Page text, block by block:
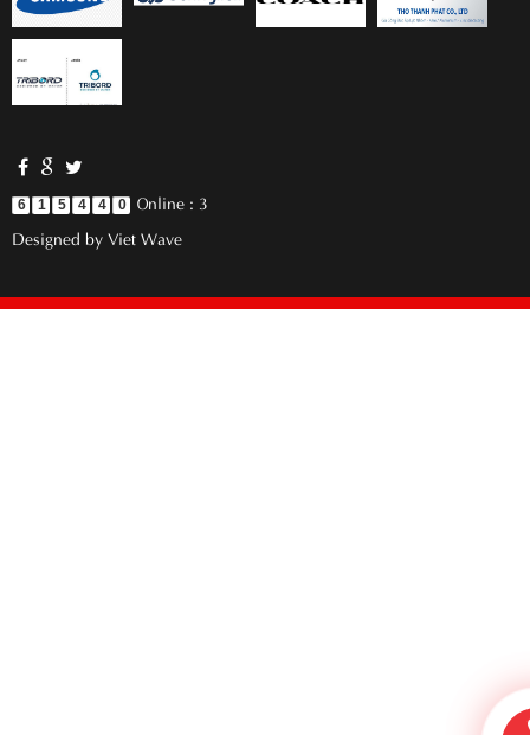
6 1 5 4 4 0
Online : 3
Designed byViet Wave